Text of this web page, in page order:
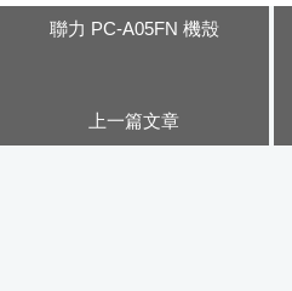
聯力 PC-A05FN 機殼
上一篇文章